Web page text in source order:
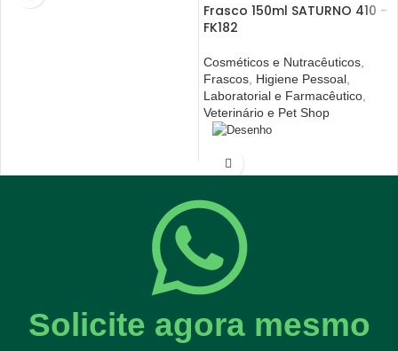
Frasco 150ml SATURNO 410 –
FK182
Cosméticos e Nutracêuticos
Frascos Higiene Pessoal
Laboratorial e Farmacêutico
Veterinário e Pet Shop
Solicite agora mesmo